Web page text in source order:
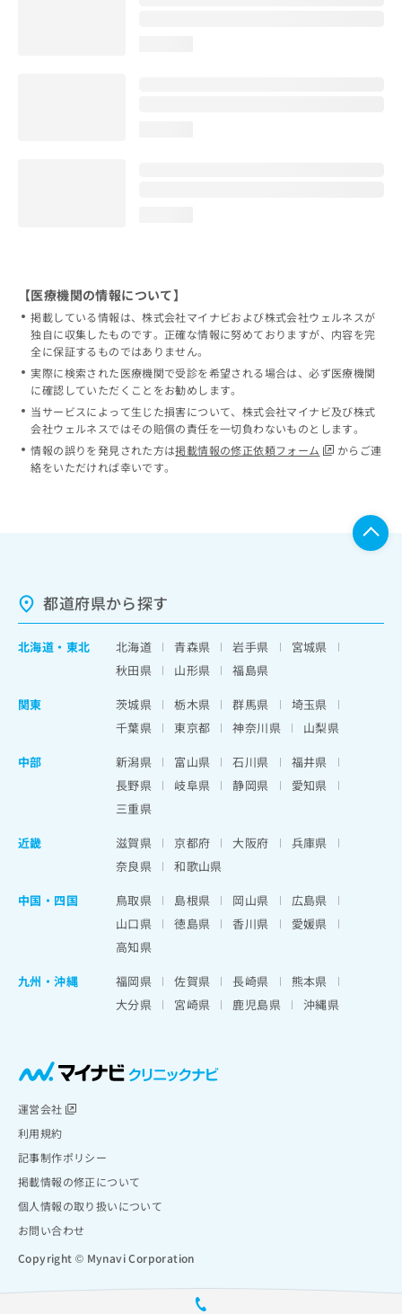
【医療機関の情報について】
掲載している情報は、株式会社マイナビおよび株式会社ウェルネスが
独自に収集したものです。正確な情報に努めておりますが、内容を完
全に保証するものではありません。
実際に検索された医療機関で受診を希望される場合は、必ず医療機関
に確認していただくことをお勧めします。
当サービスによって生じた損害について、株式会社マイナビ及び株式
会社ウェルネスではその賠償の責任を一切負わないものとします。
情報の誤りを発見された方は掲載情報の修正依頼フォーム
からご連
絡をいただければ幸いです。
都道府県から探す
北海道 ・ 東北 北海道 青森県 岩手県
宮城県
秋田県
山形県
福島県
関東
茨城県 栃木県 群馬県
埼玉県
千葉県
東京都 神奈川県
山梨県
中部
新潟県 富山県 石川県
福井県
長野県
岐阜県 静岡県
愛知県
三重県
近畿
滋賀県 京都府 大阪府
兵庫県
奈良県
和歌山県
中国・四国
鳥取県 島根県 岡山県
広島県
山口県
徳島県 香川県
愛媛県
高知県
九州・沖縄
福岡県 佐賀県 長崎県
熊本県
大分県
宮崎県 鹿児島県 沖縄県
運営会社
利用規約
記事制作ポリシー
掲載情報の修正について
個人情報の取り扱いについて
お問い合わせ
Copyright © Mynavi Corporation